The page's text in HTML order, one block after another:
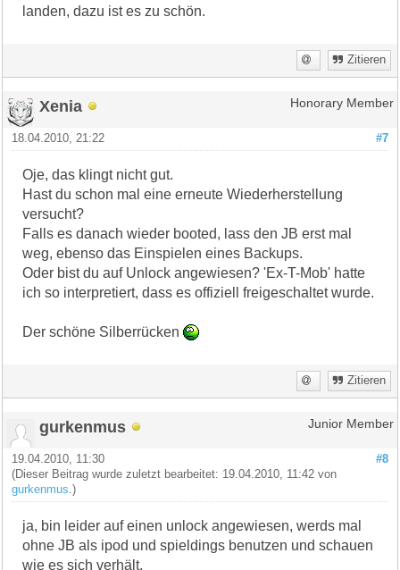
landen, dazu ist es zu schön.
Zitieren
Xenia Honorary Member
#7
18.04.2010, 21:22
Oje, das klingt nicht gut.
Hast du schon mal eine erneute Wiederherstellung
versucht?
Falls es danach wieder booted, lass den JB erst mal
weg, ebenso das Einspielen eines Backups.
Oder bist du auf Unlock angewiesen? 'Ex-T-Mob' hatte
ich so interpretiert, dass es offiziell freigeschaltet wurde.
Der schöne Silberrücken
Zitieren
gurkenmus Junior Member
#8
19.04.2010, 11:30
(Dieser Beitrag wurde zuletzt bearbeitet: 19.04.2010, 11:42 von
gurkenmus .)
ja, bin leider auf einen unlock angewiesen, werds mal
ohne JB als ipod und spieldings benutzen und schauen
wie es sich verhält.